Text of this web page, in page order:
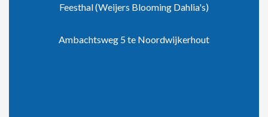
Feesthal (Weijers Blooming Dahlia's)
Ambachtsweg 5 te Noordwijkerhout